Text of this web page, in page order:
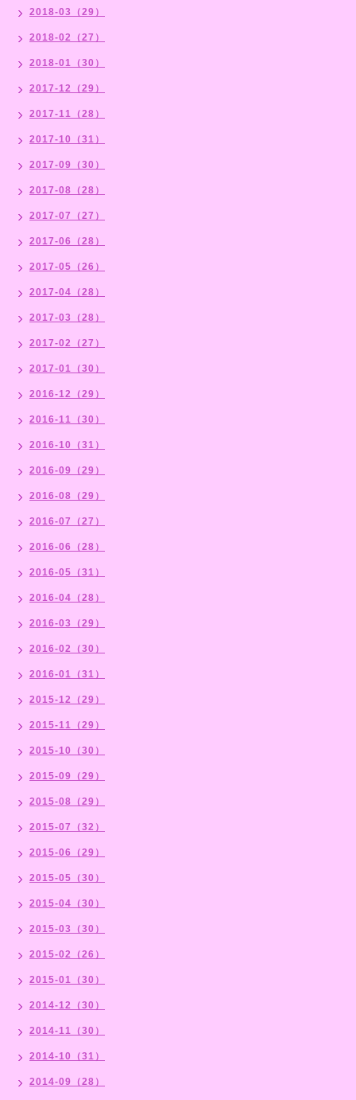
2018-03（29）
2018-02（27）
2018-01（30）
2017-12（29）
2017-11（28）
2017-10（31）
2017-09（30）
2017-08（28）
2017-07（27）
2017-06（28）
2017-05（26）
2017-04（28）
2017-03（28）
2017-02（27）
2017-01（30）
2016-12（29）
2016-11（30）
2016-10（31）
2016-09（29）
2016-08（29）
2016-07（27）
2016-06（28）
2016-05（31）
2016-04（28）
2016-03（29）
2016-02（30）
2016-01（31）
2015-12（29）
2015-11（29）
2015-10（30）
2015-09（29）
2015-08（29）
2015-07（32）
2015-06（29）
2015-05（30）
2015-04（30）
2015-03（30）
2015-02（26）
2015-01（30）
2014-12（30）
2014-11（30）
2014-10（31）
2014-09（28）